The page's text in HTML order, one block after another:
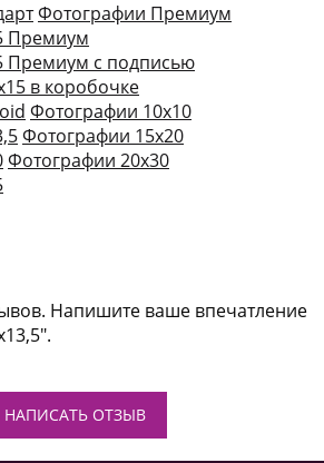
Фотографии Премиум
Премиум
Премиум с подписью
в коробочке
Фотографии 10х10
Фотографии 15х20
Фотографии 20х30
Напишите ваше впечатление
НАПИСАТЬ ОТЗЫВ